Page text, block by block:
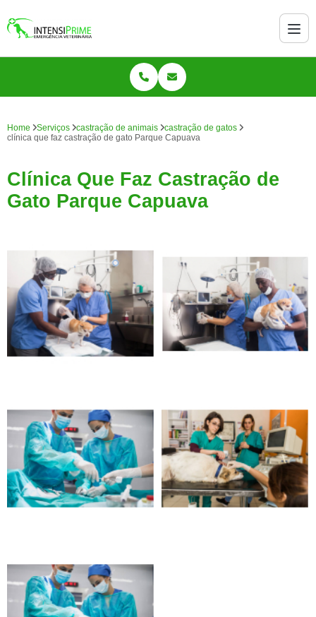
Home Serviços castração de animais
castração de gatos
clínica que faz castração de gato Parque Capuava
Clínica Que Faz Castração de
Gato Parque Capuava